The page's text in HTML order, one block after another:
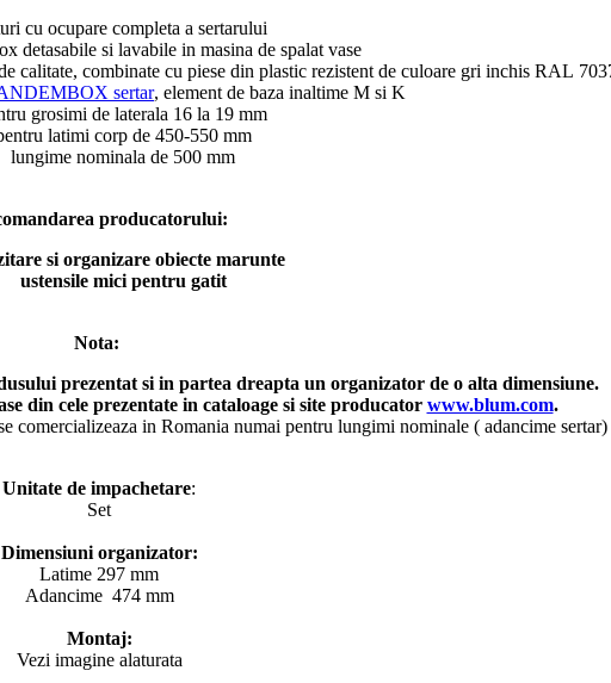
cu ocupare completa a sertarului
detasabile si lavabile in masina de spalat vase
calitate, combinate cu piese din plastic rezistent de culoare gri inchis RAL
sertar, element de baza inaltime M si K
grosimi de laterala 16 la 19 mm
latimi corp de 450-550 mm
lungime nominala de 500 mm
producatorului:
si organizare obiecte marunte
ustensile mici pentru gatit
Nota:
prezentat si in partea dreapta un organizator de o alta dimensiune.
din cele prezentate in cataloage si site producator www.blum.com.
comercializeaza in Romania numai pentru lungimi nominale ( adancime
Unitate de impachetare:
Set
Dimensiuni organizator:
Latime 297 mm
Adancime 474 mm
Montaj:
Vezi imagine alaturata